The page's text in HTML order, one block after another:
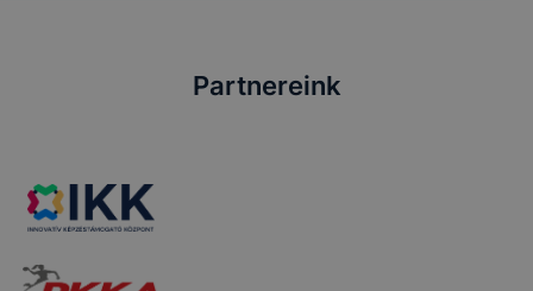
Partnereink